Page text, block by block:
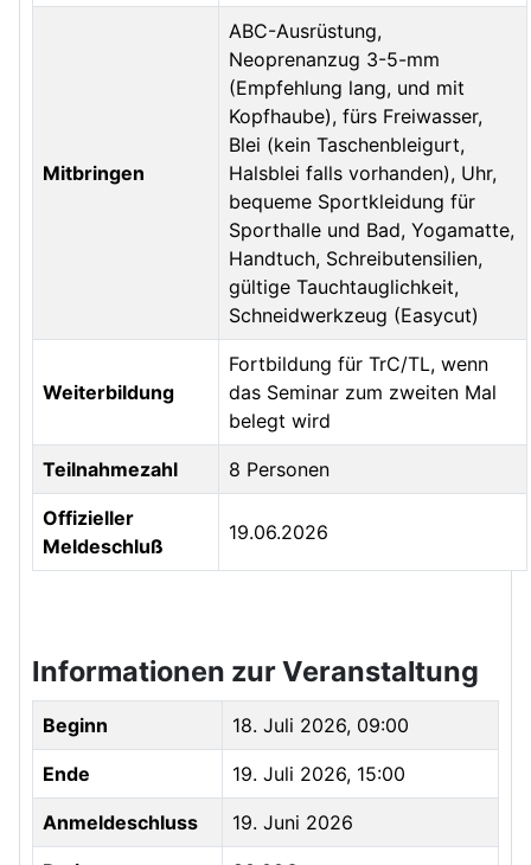
Mitbringen
ABC-Ausrüstung,
Neoprenanzug 3-5-mm
(Empfehlung lang, und mit
Kopfhaube), fürs Freiwasser,
Blei (kein Taschenbleigurt,
Halsblei falls vorhanden), Uhr,
bequeme Sportkleidung für
Sporthalle und Bad, Yogamatte,
Handtuch, Schreibutensilien,
gültige Tauchtauglichkeit,
Schneidwerkzeug (Easycut)
Weiterbildung
Fortbildung für TrC/TL, wenn
das Seminar zum zweiten Mal
belegt wird
Teilnahmezahl 8 Personen
Offizieller
Meldeschluß
19.06.2026
Informationen zur Veranstaltung
Beginn 18. Juli 2026, 09:00
Ende 19. Juli 2026, 15:00
Anmeldeschluss 19. Juni 2026